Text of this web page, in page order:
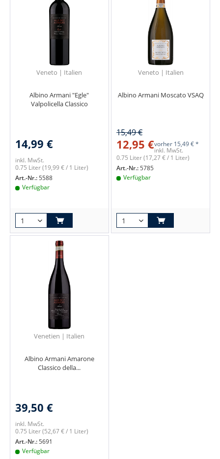
Veneto | Italien
Albino Armani "Egle"
Valpolicella Classico
14,99 €
inkl. MwSt.
0.75 Liter(19,99 € / 1 Liter)
Art.-Nr.:5588
Verfügbar
Veneto | Italien
Albino Armani Moscato VSAQ
15,49 €
12,95 €vorher 15,49 € *
inkl. MwSt.
0.75 Liter(17,27 € / 1 Liter)
Art.-Nr.:5785
Verfügbar
Venetien | Italien
Albino Armani Amarone
Classico della...
39,50 €
inkl. MwSt.
0.75 Liter(52,67 € / 1 Liter)
Art.-Nr.:5691
Verfügbar